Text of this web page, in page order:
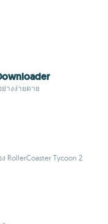
างง่ายดาย
Tycoon 2